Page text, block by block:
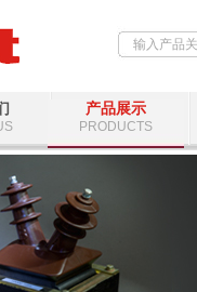
产品展示
PRODUCTS